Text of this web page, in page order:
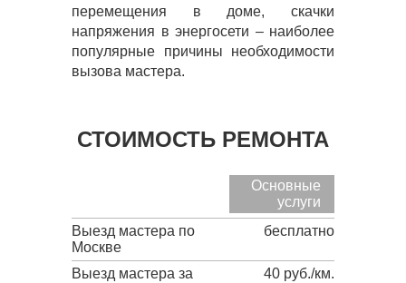
перемещения в доме, скачки
напряжения в энергосети – наиболее
популярные причины необходимости
вызова мастера.
СТОИМОСТЬ РЕМОНТА
Основные
услуги
Выезд мастера по
Москве
бесплатно
Выезд мастера за
40 руб./км.